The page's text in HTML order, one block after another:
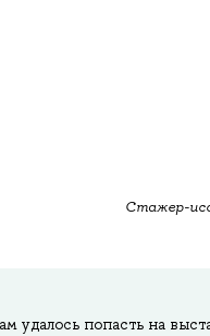
Стажер-
удалось попасть на